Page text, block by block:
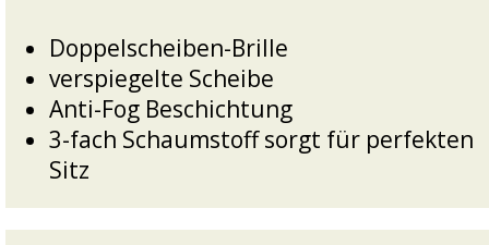
Doppelscheiben-Brille
verspiegelte Scheibe
Anti-Fog Beschichtung
3-fach Schaumstoff sorgt für perfekten
Sitz